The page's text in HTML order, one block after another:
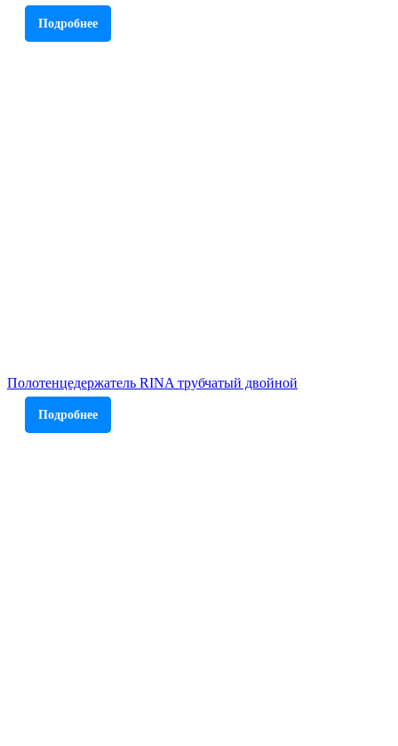
Подробнее
Полотенцедержатель RINA трубчатый двойной
Подробнее